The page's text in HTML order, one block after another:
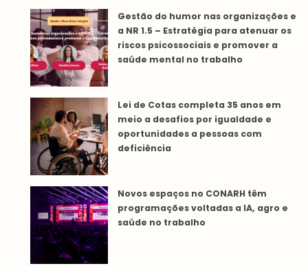
Gestão do humor nas organizações e
a NR 1.5 – Estratégia para atenuar os
riscos psicossociais e promover a
saúde mental no trabalho
Lei de Cotas completa 35 anos em
meio a desafios por igualdade e
oportunidades a pessoas com
deficiência
Novos espaços no CONARH têm
programações voltadas a IA, agro e
saúde no trabalho